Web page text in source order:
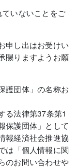
いないことをご
申し出はお受けい
賜りますようお願
護団体」の名称お
る法律第37条第1
保護団体」として
報経済社会推進協
は「個人情報に関
のお問い合わせや